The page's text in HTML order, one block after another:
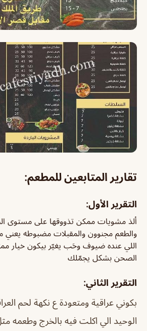
تقارير المتابعين للمطعم:
التقرير الأول:
ألذ مشويات ممكن تذووقها على مستوى
والطعم مجنوون والمقبلات مضبوطه يعني
اللي عنده ضيوف وحَب يغيّر بيكون خيار
الصحن بشكل يجمّلك
التقرير الثاني:
بكوني عراقية ومتعودة ع نكهة لحم
الوحيد الي اكلت فيه بالخرج وطعمه